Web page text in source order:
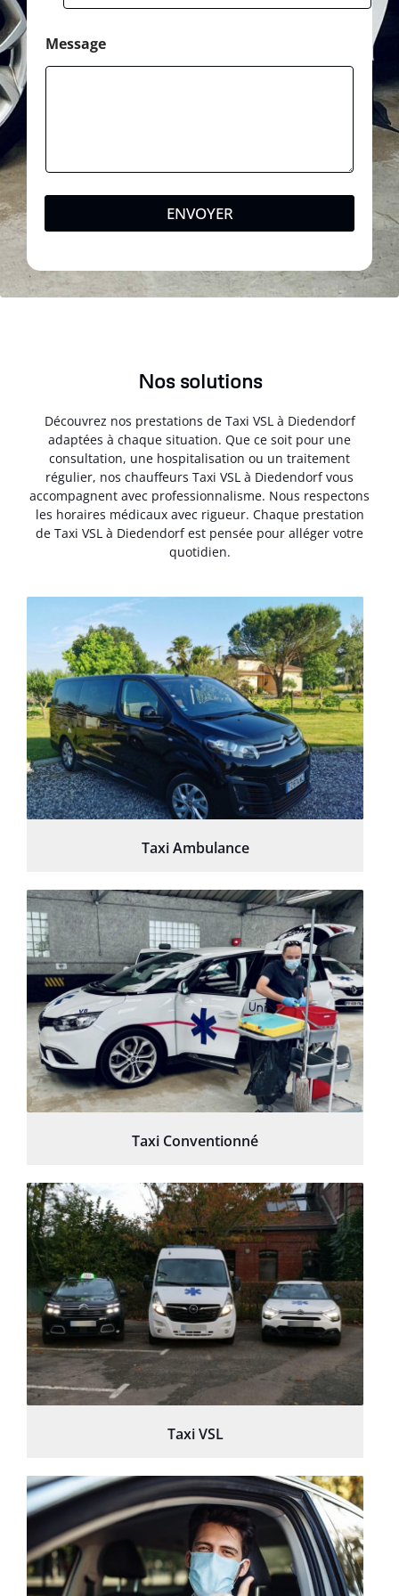
Message
ENVOYER
Nos solutions
Découvrez nos prestations de Taxi VSL à Diedendorf
adaptées à chaque situation. Que ce soit pour une
consultation, une hospitalisation ou un traitement
régulier, nos chauffeurs Taxi VSL à Diedendorf vous
accompagnent avec professionnalisme. Nous respectons
les horaires médicaux avec rigueur. Chaque prestation
de Taxi VSL à Diedendorf est pensée pour alléger votre
quotidien.
Taxi Ambulance
Taxi Conventionné
Taxi VSL